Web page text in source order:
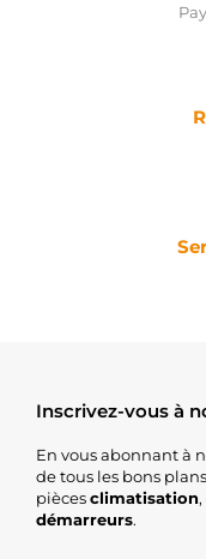
Inscrivez-vous à
En vous abonnant à
de tous les bons
piècesclimatisation,
démarreurs.